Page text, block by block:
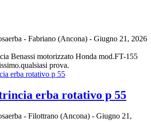
- Fabriano (Ancona) - Giugno 21, 2026
Benassi motorizzato Honda mod.FT-155
prova.
erba rotativo p 55
- Filottrano (Ancona) - Giugno 21,